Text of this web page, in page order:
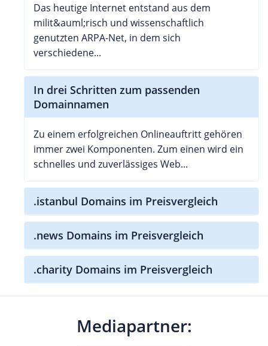
Das heutige Internet entstand aus dem
milit&auml;risch und wissenschaftlich
genutzten ARPA-Net, in dem sich
verschiedene...
In drei Schritten zum passenden
Domainnamen
Zu einem erfolgreichen Onlineauftritt gehören
immer zwei Komponenten. Zum einen wird ein
schnelles und zuverlässiges Web...
.istanbul Domains im Preisvergleich
.news Domains im Preisvergleich
.charity Domains im Preisvergleich
Mediapartner: